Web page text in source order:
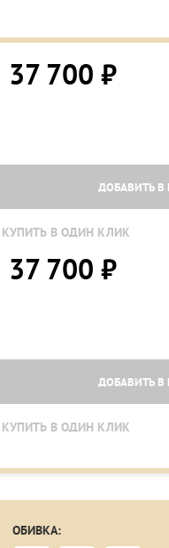
37 700 ₽
ДОБАВИТЬ В
КУПИТЬ В ОДИН КЛИК
37 700 ₽
ДОБАВИТЬ В
КУПИТЬ В ОДИН КЛИК
ОБИВКА: